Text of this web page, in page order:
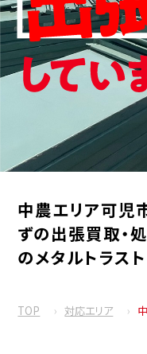
中農エリア可児
ずの出張買取・
のメタルトラスト
TOP 対応エリア